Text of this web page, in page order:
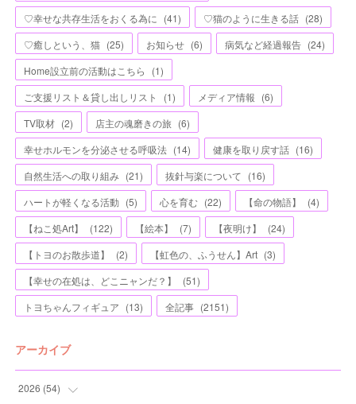
♡幸せな共存生活をおくる為に (41) ♡猫のように生きる話 (28)
♡癒しという、猫 (25) お知らせ (6) 病気など経過報告 (24)
Home設立前の活動はこちら
(1)
ご支援リスト＆貸し出しリスト
(1) メディア情報 (6)
TV取材 (2) 店主の魂磨きの旅 (6)
幸せホルモンを分泌させる呼吸法 (14) 健康を取り戻す話 (16)
自然生活への取り組み (21) 抜針与楽について (16)
ハートが軽くなる活動 (5) 心を育む (22) 【命の物語】 (4)
【ねこ処Art】
(122) 【絵本】 (7) 【夜明け】 (24)
【トヨのお散歩道】
(2) 【虹色の、ふうせん】Art (3)
【幸せの在処は、どこニャンだ？】
(51)
トヨちゃんフィギュア (13) 全記事 (2151)
アーカイブ
2026 (54)